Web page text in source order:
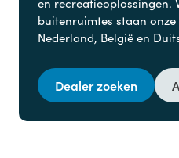
buitenruimtes staan
Nederland, België en
Dealer zoeken